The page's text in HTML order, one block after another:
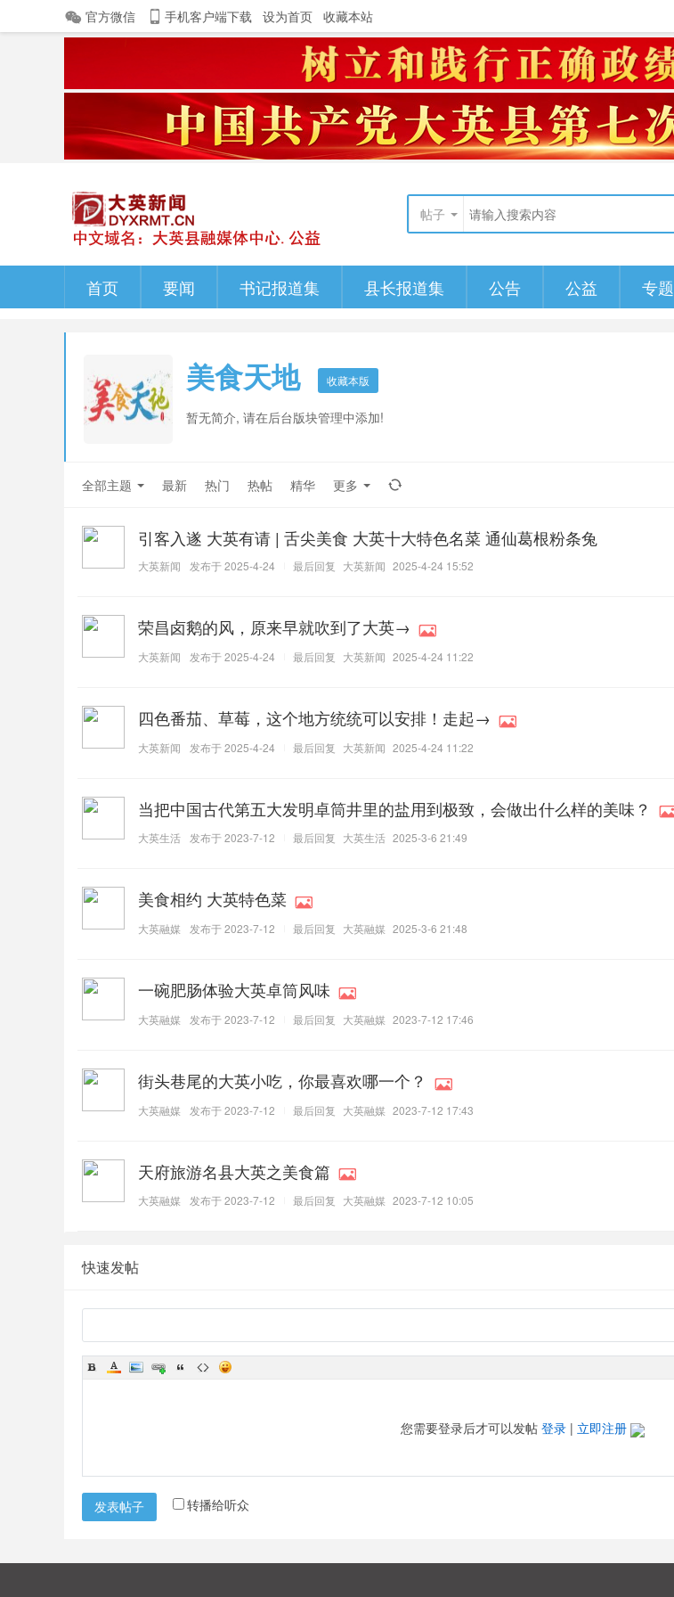
官方微信 手机客户端下载 设为首页 收藏本站
帖子
首页 要闻 书记报道集 县长报道集 公告 公益 专题
美食天地 收藏本版
暂无简介, 请在后台版块管理中添加!
全部主题 最新 热门 热帖 精华 更多
引客入遂 大英有请 | 舌尖美食 大英十大特色名菜 通仙葛根粉条兔
大英新闻 发布于 2025-4-24 最后回复 大英新闻 2025-4-24 15:52
荣昌卤鹅的风，原来早就吹到了大英→
大英新闻 发布于 2025-4-24 最后回复 大英新闻 2025-4-24 11:22
四色番茄、草莓，这个地方统统可以安排！走起→
大英新闻 发布于 2025-4-24 最后回复 大英新闻 2025-4-24 11:22
当把中国古代第五大发明卓筒井里的盐用到极致，会做出什么样的美味？
大英生活 发布于 2023-7-12 最后回复 大英生活 2025-3-6 21:49
美食相约 大英特色菜
大英融媒 发布于 2023-7-12 最后回复 大英融媒 2025-3-6 21:48
一碗肥肠体验大英卓筒风味
大英融媒 发布于 2023-7-12 最后回复 大英融媒 2023-7-12 17:46
街头巷尾的大英小吃，你最喜欢哪一个？
大英融媒 发布于 2023-7-12 最后回复 大英融媒 2023-7-12 17:43
天府旅游名县大英之美食篇
大英融媒 发布于 2023-7-12 最后回复 大英融媒 2023-7-12 10:05
快速发帖
您需要登录后才可以发帖 登录 | 立即注册
发表帖子 转播给听众